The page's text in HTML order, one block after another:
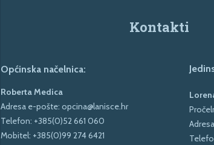
Kontakti
Općinska načelnica:
Roberta Medica
Adresa e-pošte: opcina@lanisce.hr
Telefon: +385(0)52 661 060
Mobitel: +385(0)99 274 6421